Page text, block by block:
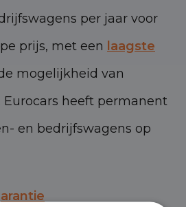
per jaar voor
prijs, met een laagste
mogelijkheid van
Eurocars heeft permanent
en bedrijfswagens op